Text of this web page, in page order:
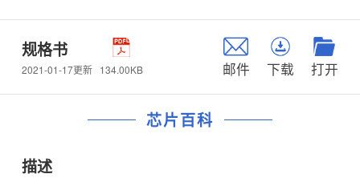
规格书
2021-01-17更新 134.00KB 邮件 下载 打开
芯片百科
描述